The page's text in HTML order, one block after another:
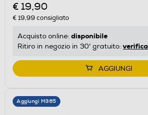
€ 19,90
€ 19,99 consigliato
Acquisto online: disponibile
Ritiro in negozio in 30' gratuito: verifica
AGGIUNGI
Aggiungi M365